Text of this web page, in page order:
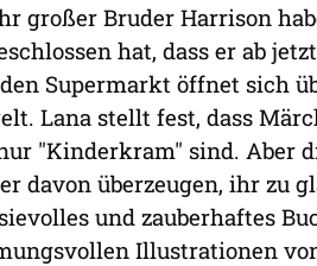
großer Bruder Harrison
hat, dass er ab
Supermarkt öffnet sich
Lana stellt fest, dass
"Kinderkram" sind. Aber
davon überzeugen, ihr zu
und zauberhaftes
Illustrationen